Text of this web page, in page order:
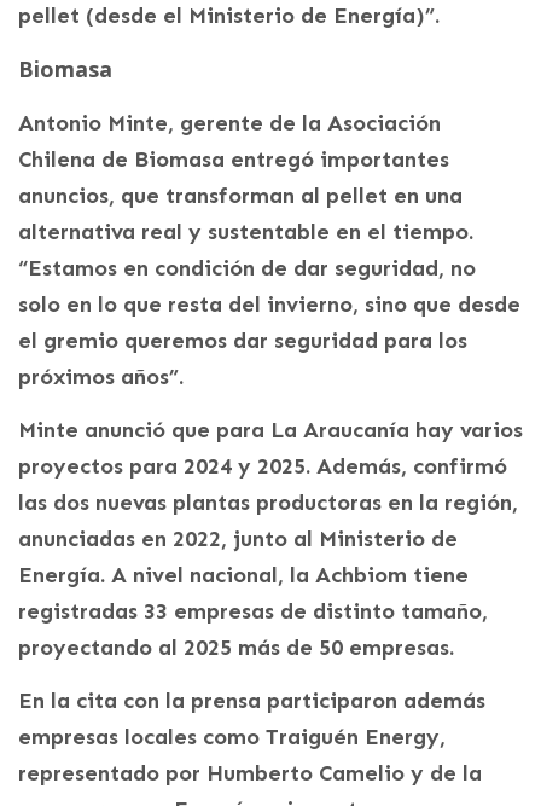
pellet (desde el Ministerio de Energía)”.
Biomasa
Antonio Minte, gerente de la Asociación
Chilena de Biomasa entregó importantes
anuncios, que transforman al pellet en una
alternativa real y sustentable en el tiempo.
“Estamos en condición de dar seguridad, no
solo en lo que resta del invierno, sino que desde
el gremio queremos dar seguridad para los
próximos años”.
Minte anunció que para La Araucanía hay varios
proyectos para 2024 y 2025. Además, confirmó
las dos nuevas plantas productoras en la región,
anunciadas en 2022, junto al Ministerio de
Energía. A nivel nacional, la Achbiom tiene
registradas 33 empresas de distinto tamaño,
proyectando al 2025 más de 50 empresas.
En la cita con la prensa participaron además
empresas locales como Traiguén Energy,
representado por Humberto Camelio y de la